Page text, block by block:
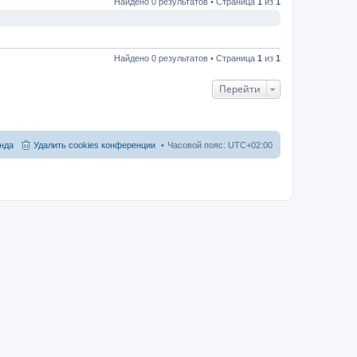
Найдено 0 результатов • Страница 1 из 1
Перейти
Часовой пояс: UTC+02:00
Удалить cookies конференции